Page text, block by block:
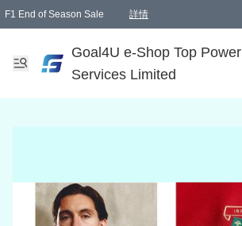
F1 End of Season Sale 詳情
Goal4U e-Shop Top Power
Services Limited